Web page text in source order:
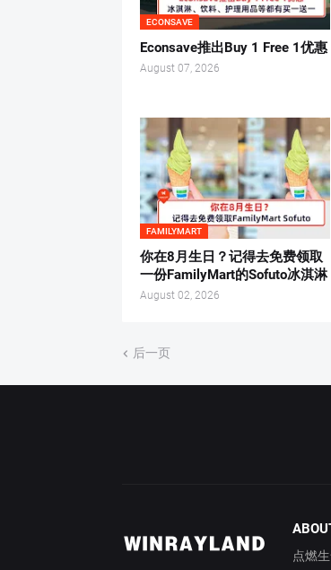
ECONSAVE
Econsave推出Buy 1 Free 1优惠
August 07, 2026
FAMILYMART
你在8月生日？记得去免费领取
一份FamilyMart的Sofuto冰淇淋
August 02, 2026
后一页
点燃